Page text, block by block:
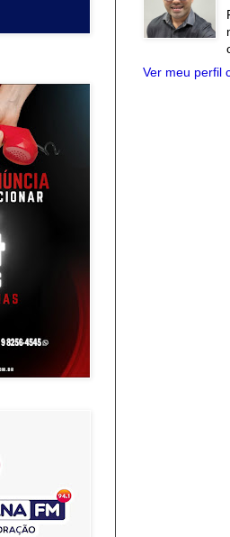
Ver meu perfil